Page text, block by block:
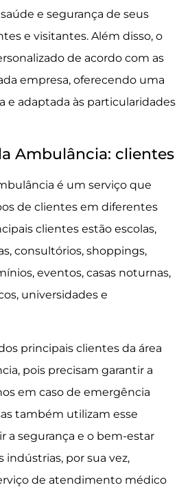
e segurança de seus
e visitantes. Além disso, o
de acordo com as
empresa, oferecendo uma
e adaptada às particularidades
Ambulância: clientes
é um serviço que
de clientes em diferentes
clientes estão escolas,
consultórios, shoppings,
eventos, casas noturnas,
universidades e
principais clientes da área
pois precisam garantir a
em caso de emergência
também utilizam esse
a segurança e o bem-estar
indústrias, por sua vez,
de atendimento médico